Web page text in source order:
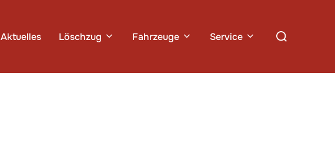
Aktuelles Löschzug Fahrzeuge Service
Suchen